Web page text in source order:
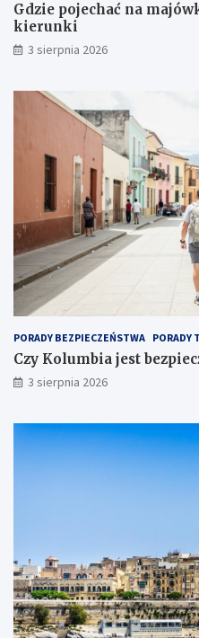
Gdzie pojechać na
kierunki
3 sierpnia 2026
PORADY BEZPIECZEŃSTWA PORADY
Czy Kolumbia jest
3 sierpnia 2026